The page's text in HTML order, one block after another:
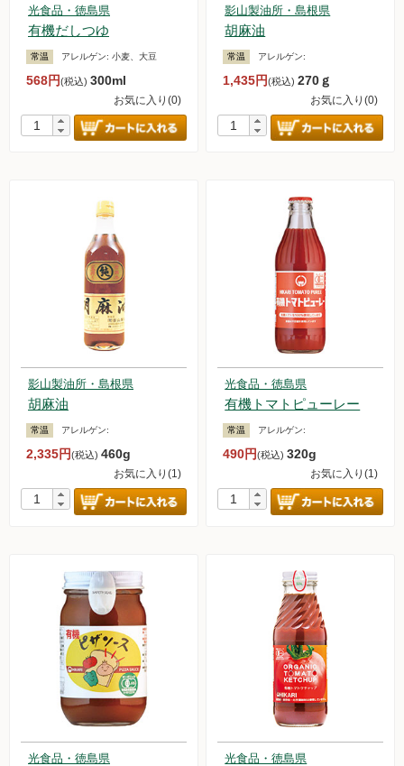
光食品・徳島県
有機だしつゆ
常温 アレルゲン: 小麦、大豆
568円(税込) 300ml
お気に入り(0)
影山製油所・島根県
胡麻油
常温 アレルゲン:
1,435円(税込)270ｇ
お気に入り(0)
影山製油所・島根県
胡麻油
常温 アレルゲン:
2,335円(税込) 460g
お気に入り(1)
光食品・徳島県
有機トマトピューレー
常温 アレルゲン:
490円(税込)320g
お気に入り(1)
光食品・徳島県 光食品・徳島県